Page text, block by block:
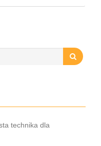
zapalonym
technika dla